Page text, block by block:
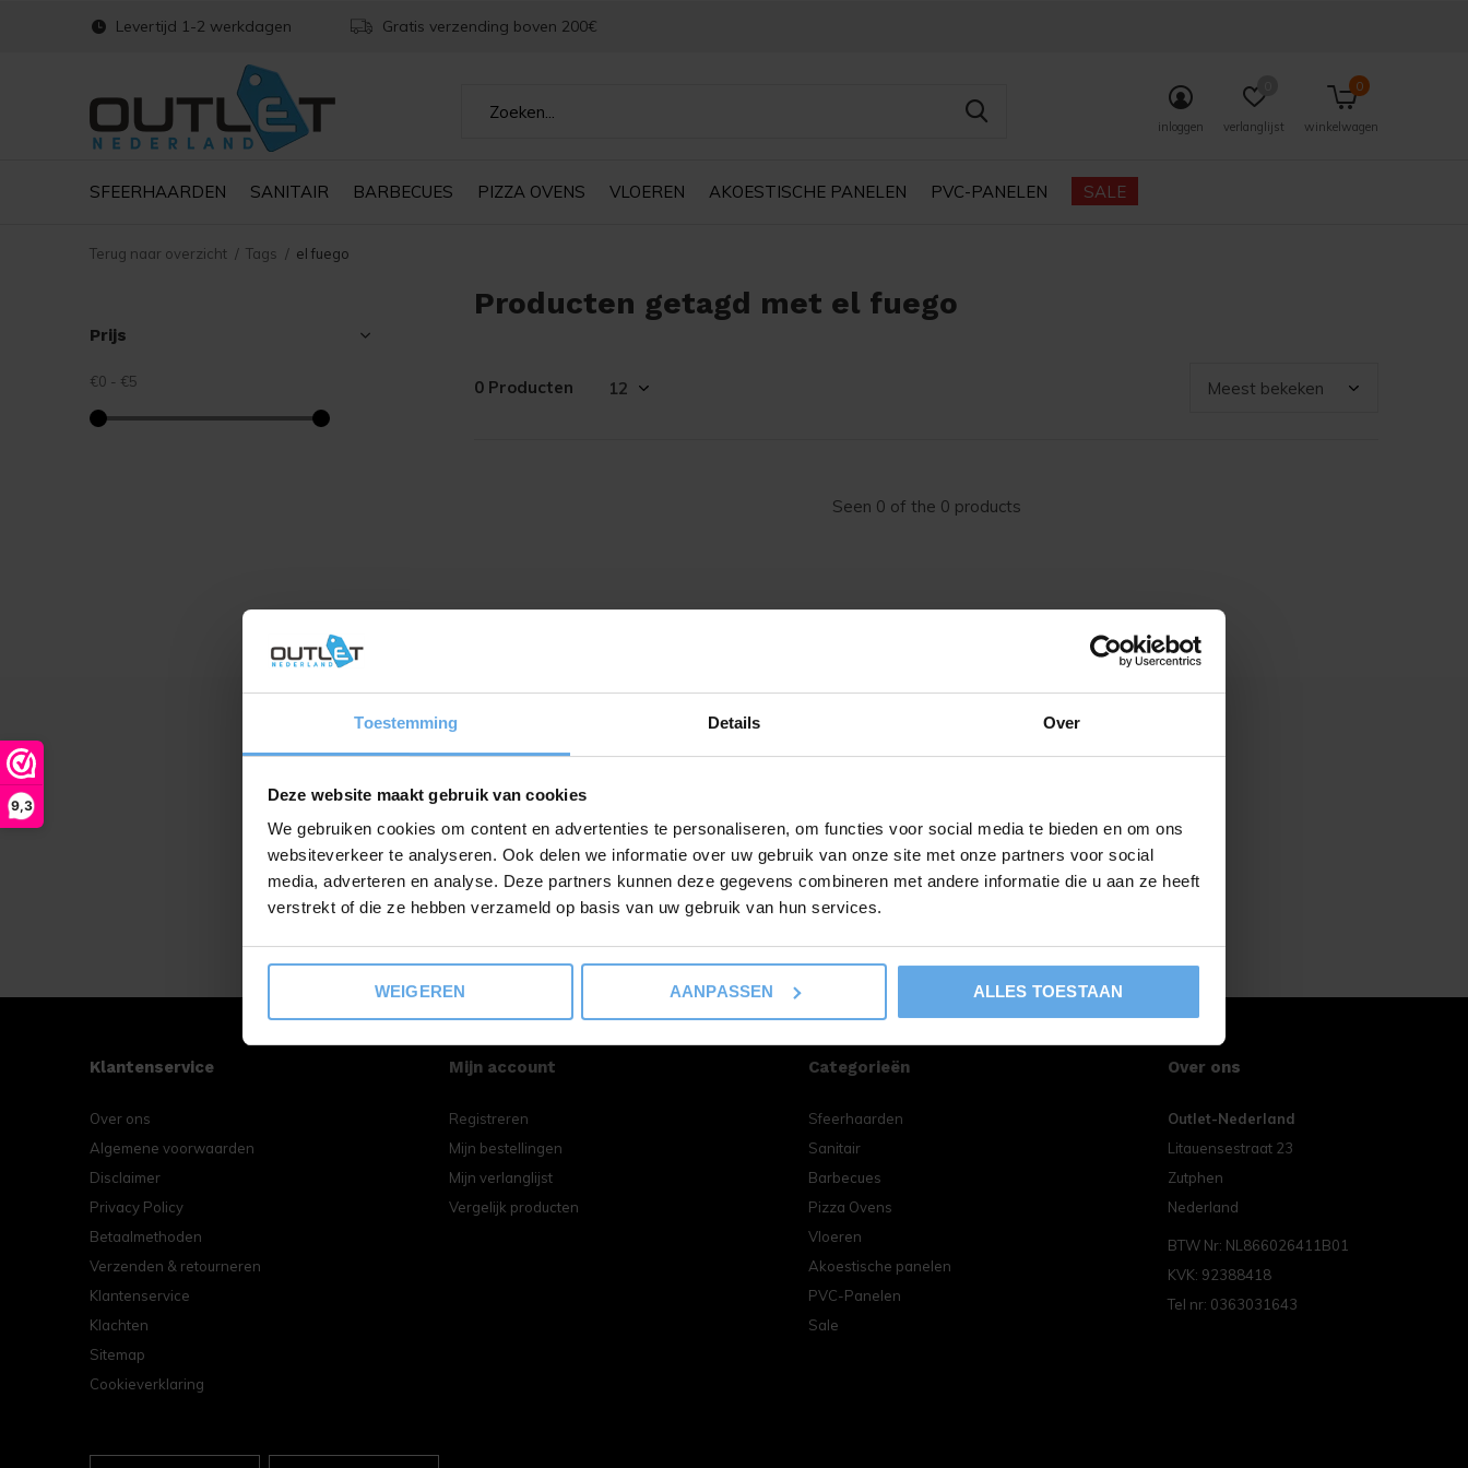
Toestemming Details Over
Deze website maakt gebruik van cookies
We gebruiken cookies om content en advertenties te personaliseren, om functies voor social media te bieden en om ons
websiteverkeer te analyseren. Ook delen we informatie over uw gebruik van onze site met onze partners voor social
media, adverteren en analyse. Deze partners kunnen deze gegevens combineren met andere informatie die u aan ze heeft
verstrekt of die ze hebben verzameld op basis van uw gebruik van hun services.
WEIGEREN AANPASSEN ALLES TOESTAAN
9,3
SFEERHAARDEN SANITAIR BARBECUES PIZZA OVENS VLOEREN AKOESTISCHE PANELEN PVC-PANELEN SALE
inloggen verlanglijst winkelwagen
0
Levertijd 1-2 werkdagen Gratis verzending boven 200€
Terug naar overzicht Tags el fuego
Producten getagd met el fuego
0 Producten
Seen 0 of the 0 products
Prijs
€0 - €5
Meld je aan voor onze nieuwsbrief
Ontvang de nieuwste aanbiedingen en promoties
ABONNEER
Klantenservice
Over ons
Algemene voorwaarden
Disclaimer
Privacy Policy
Betaalmethoden
Verzenden & retourneren
Klantenservice
Klachten
Sitemap
Cookieverklaring
Mijn account
Registreren
Mijn bestellingen
Mijn verlanglijst
Vergelijk producten
Categorieën
Sfeerhaarden
Sanitair
Barbecues
Pizza Ovens
Vloeren
Akoestische panelen
PVC-Panelen
Sale
Over ons
Outlet-Nederland
Litauensestraat 23
Zutphen
Nederland
BTW Nr: NL866026411B01
KVK: 92388418
Tel nr: 0363031643